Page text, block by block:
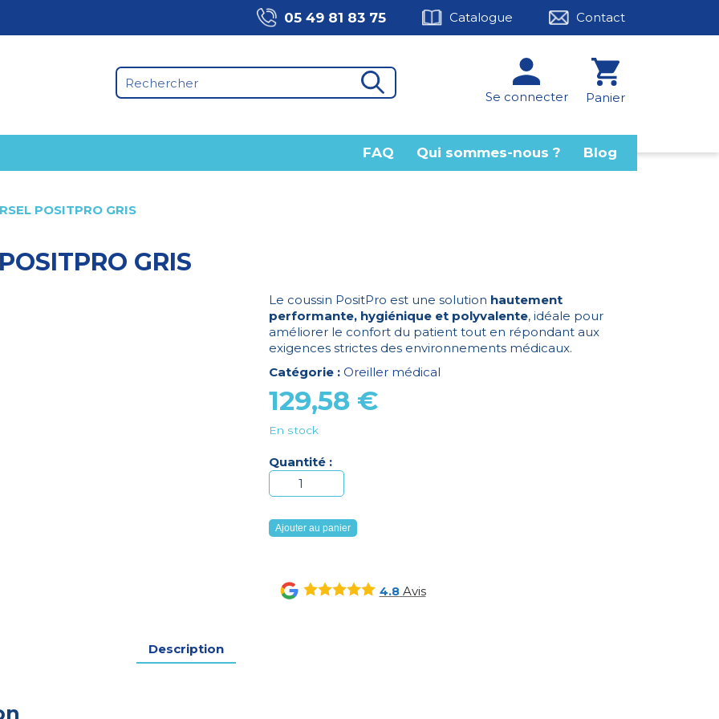
05 49 81 83 75 Catalogue Contact
Se connecter Panier
FAQ Qui sommes-nous ? Blog
POSITPRO GRIS
GRIS
Le coussin PositPro est une solution hautement
performante, hygiénique et polyvalente, idéale pour
améliorer le confort du patient tout en répondant aux
exigences strictes des environnements médicaux.
Catégorie : Oreiller médical
129,58 €
En stock
Quantité :
quantité
de
COUSSIN
UNIVERSEL
GRIS
Ajouter au panier
4.8Avis
Description